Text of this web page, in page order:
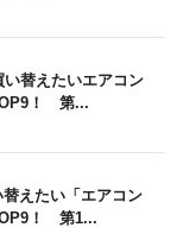
い替えたいエアコン
！ 第...
替えたい「エアコン
！ 第1...